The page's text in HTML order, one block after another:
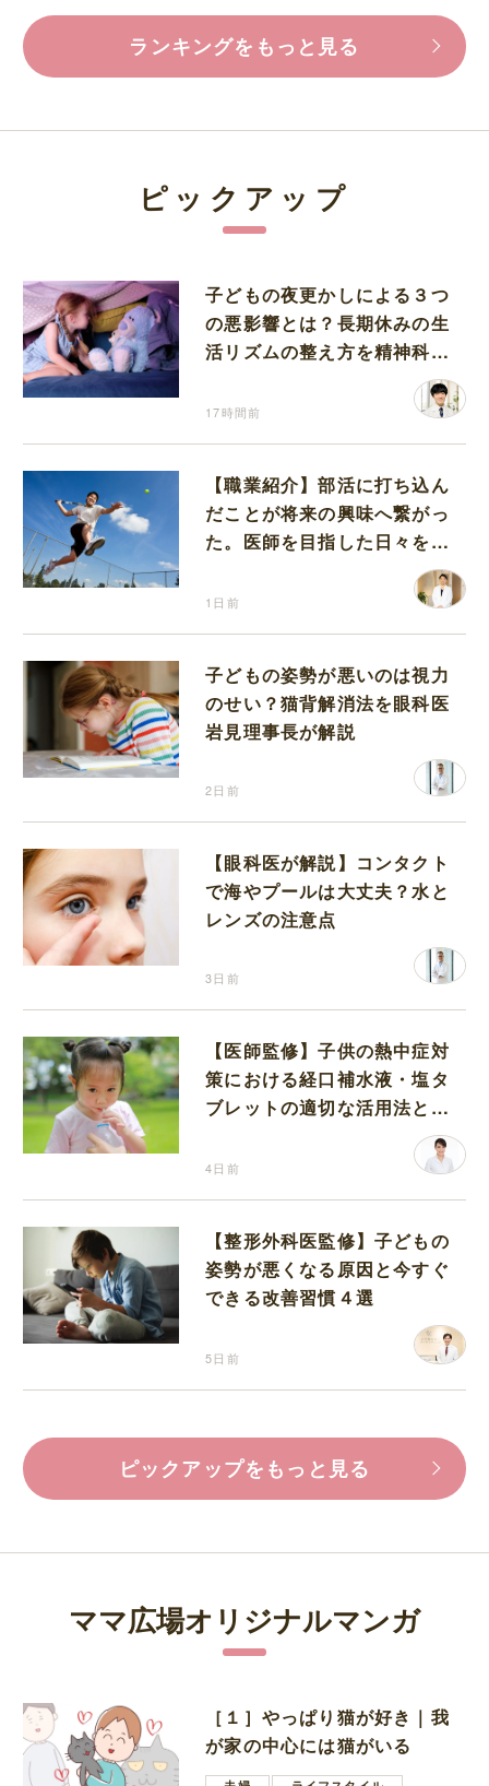
ランキングをもっと見る
ピックアップ
子どもの夜更かしによる３つ
の悪影響とは？長期休みの生
活リズムの整え方を精神科医
17時間前
【職業紹介】部活に打ち込ん
だことが将来の興味へ繋がっ
た。医師を目指した日々を振
1日前
子どもの姿勢が悪いのは視力
のせい？猫背解消法を眼科医
岩見理事長が解説
2日前
【眼科医が解説】コンタクト
で海やプールは大丈夫？水と
レンズの注意点
3日前
【医師監修】子供の熱中症対
策における経口補水液・塩タ
ブレットの適切な活用法と水
4日前
【整形外科医監修】子どもの
姿勢が悪くなる原因と今すぐ
できる改善習慣４選
5日前
ピックアップをもっと見る
ママ広場オリジナルマンガ
［１］やっぱり猫が好き｜我
が家の中心には猫がいる